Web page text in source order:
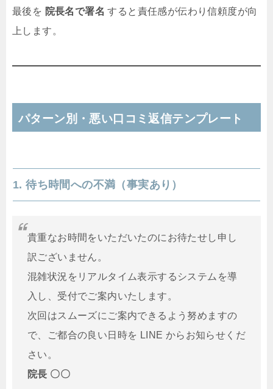
最後を 院長名で署名 すると責任感が伝わり信頼度が向
上します。
パターン別・悪い口コミ返信テンプレート
1. 待ち時間への不満（事実あり）
貴重なお時間をいただいたのにお待たせし申し
訳ございません。
混雑状況をリアルタイム表示するシステムを導
入し、受付でご案内いたします。
次回はスムーズにご案内できるよう努めますの
で、ご都合の良い日時を LINE からお知らせくだ
さい。
院長 〇〇